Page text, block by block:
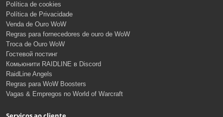
Política de cookies
Política de Privacidade
Venda de Ouro WoW
Regras para fornecedores de ouro de WoW
Troca de Ouro WoW
Гостевой постинг
Комьюнити RAIDLINE в Discord
RaidLine Angels
Regras para WoW Boosters
Vagas & Empregos no World of Warcraft